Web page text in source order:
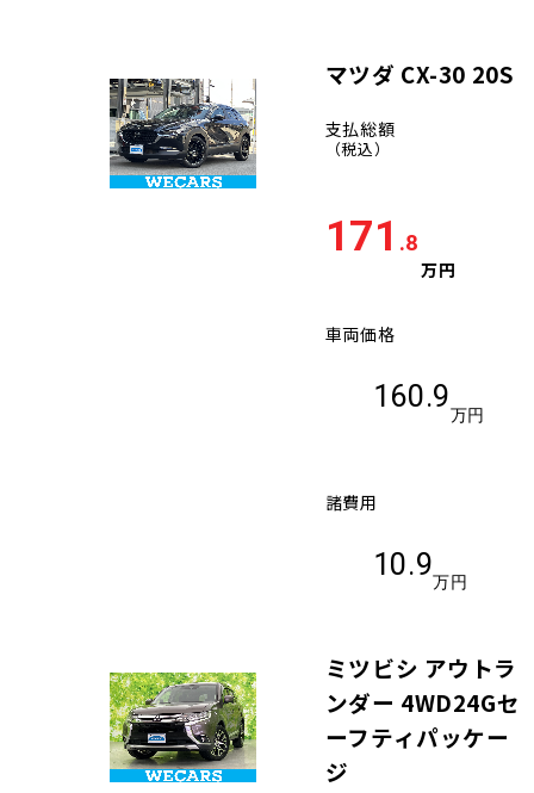
マツダ CX-30 20S
支払総額
（税込）
171 .8
万円
車両価格
160.9
万円
諸費用
10.9
万円
ミツビシ アウトラ
ンダー 4WD24Gセ
ーフティパッケー
ジ